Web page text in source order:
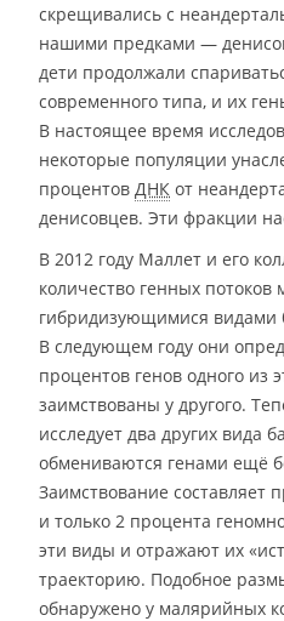
скрещивались с
нашими предками —
дети продолжали
современного типа, и их
В настоящее время
некоторые популяции
процентов ДНК от
денисовцев. Эти фракции
В 2012 году Маллет и его
количество генных потоков
гибридизующимися видами
В следующем году они
процентов генов одного из
заимствованы у другого.
исследует два других вида
обмениваются генами ещё
Заимствование составляет
и только 2 процента
эти виды и отражают их
траекторию. Подобное
обнаружено у малярийных